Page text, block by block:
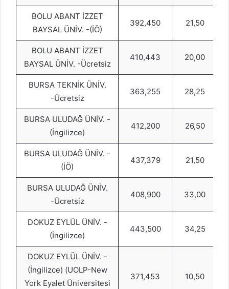
BOLU ABANT İZZET
BAYSAL ÜNİV. -(İÖ)
392,450 21,50
BOLU ABANT İZZET
BAYSAL ÜNİV. -Ücretsiz
410,443 20,00
BURSA TEKNİK ÜNİV.
-Ücretsiz
363,255 28,25
BURSA ULUDAĞ ÜNİV. -
(İngilizce)
412,200 26,50
BURSA ULUDAĞ ÜNİV. -
(İÖ)
437,379 21,50
BURSA ULUDAĞ ÜNİV.
-Ücretsiz
408,900 33,00
DOKUZ EYLÜL ÜNİV. -
(İngilizce)
443,500 34,25
DOKUZ EYLÜL ÜNİV. -
(İngilizce) (UOLP-New
York Eyalet Üniversitesi
371,453 10,50